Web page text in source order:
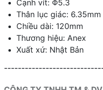
Cạnh vít: Φ5.3
Thân lục giác: 6.35mm
Chiều dài: 120mm
Thương hiệu: Anex
Xuất xứ: Nhật Bản